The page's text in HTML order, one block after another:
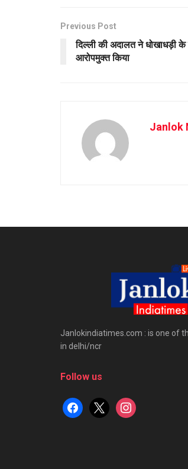
Previous Post
दिल्ली की अदालत ने धोखाधड़ी के
आरोपमुक्त किया
Janlok
Janlokindiatimes.com : is one of
in delhi/ncr
Follow us
facebook
x instagram